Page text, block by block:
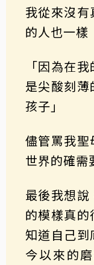
我從來沒
的人也一樣
「因為在
是尖酸刻
孩子」
儘管罵我聖
世界的確需
最後我想
的模樣真
知道自己到
今以來的